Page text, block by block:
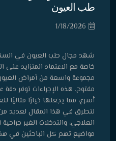
طب العيون
1/18/2026
شهد مجال طب العيون في
خاصة مع الاعتماد المتزايد على
مجموعة واسعة من أمراض
مفتوح. هذه الإجراءات توفر دقة
أسرع، مما يجعلها خيارًا
نتطرق في هذا المقال لعديد من
العلاجي، والتدخلات الغير
مواضيع تهم كل الباحثين في